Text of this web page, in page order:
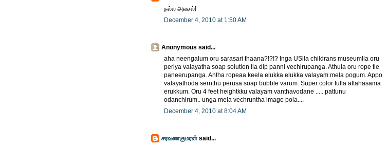
நல்ல அலசல்!
December 4, 2010 at 1:50 AM
Anonymous said...
aha neengalum oru sarasari thaana?!?!? Inga USlla childrans museumlla oru
periya valayatha soap solution lla dip panni vechirupanga. Athula oru rope tie
paneerupanga. Antha ropeaa keela elukka elukka valayam mela pogum. Appo
valayathoda sernthu perusa soap bubble varum. Super color fulla attahasama
erukkum. Oru 4 feet heightkku valayam vanthavodane ..... pattunu
odanchirum.. unga mela vechruntha image pola....
December 4, 2010 at 8:04 AM
சரவணகுமரன் said...